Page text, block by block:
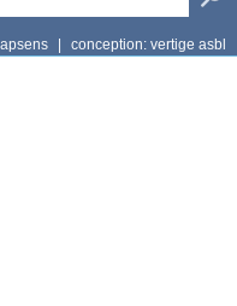
conception: vertige asbl